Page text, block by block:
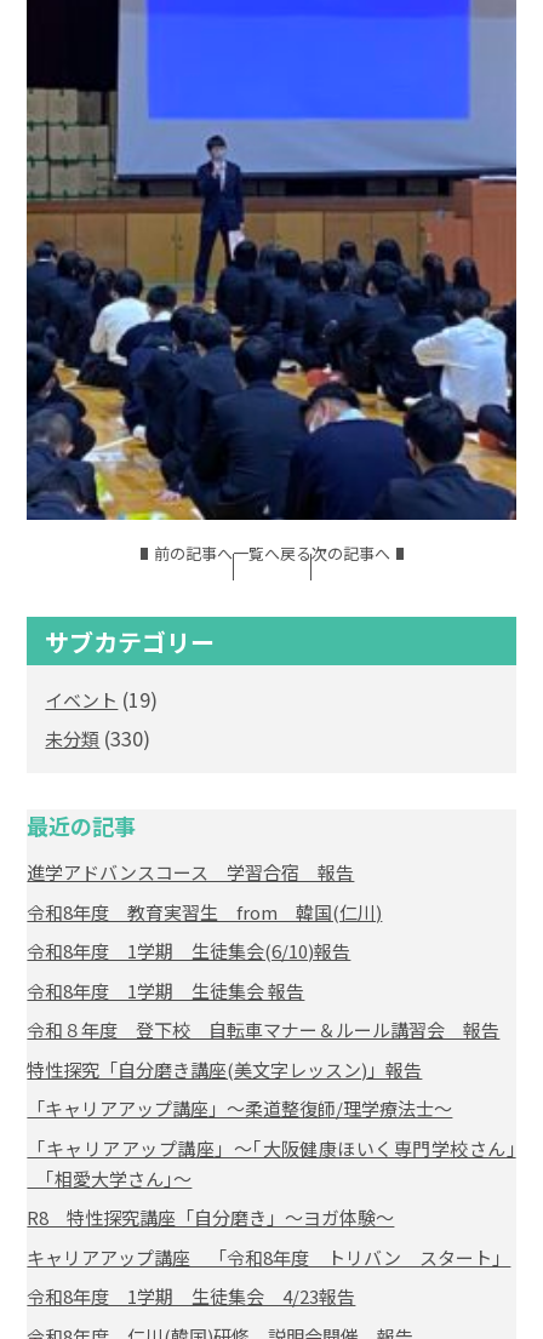
前の記事へ一覧へ戻る次の記事へ
サブカテゴリー
イベント (19)
未分類 (330)
最近の記事
進学アドバンスコース 学習合宿 報告
令和8年度 教育実習生 from 韓国(仁川)
令和8年度 1学期 生徒集会(6/10)報告
令和8年度 1学期 生徒集会 報告
令和８年度 登下校 自転車マナー＆ルール講習会 報告
特性探究「自分磨き講座(美文字レッスン)」報告
「キャリアアップ講座」～柔道整復師/理学療法士～
「キャリアアップ講座」～｢大阪健康ほいく専門学校さん｣
｢相愛大学さん｣～
R8 特性探究講座「自分磨き」～ヨガ体験～
キャリアアップ講座 「令和8年度 トリバン スタート」
令和8年度 1学期 生徒集会 4/23報告